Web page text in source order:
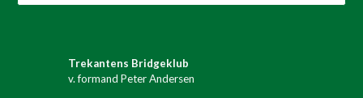
Trekantens Bridgeklub
v. formand Peter Andersen